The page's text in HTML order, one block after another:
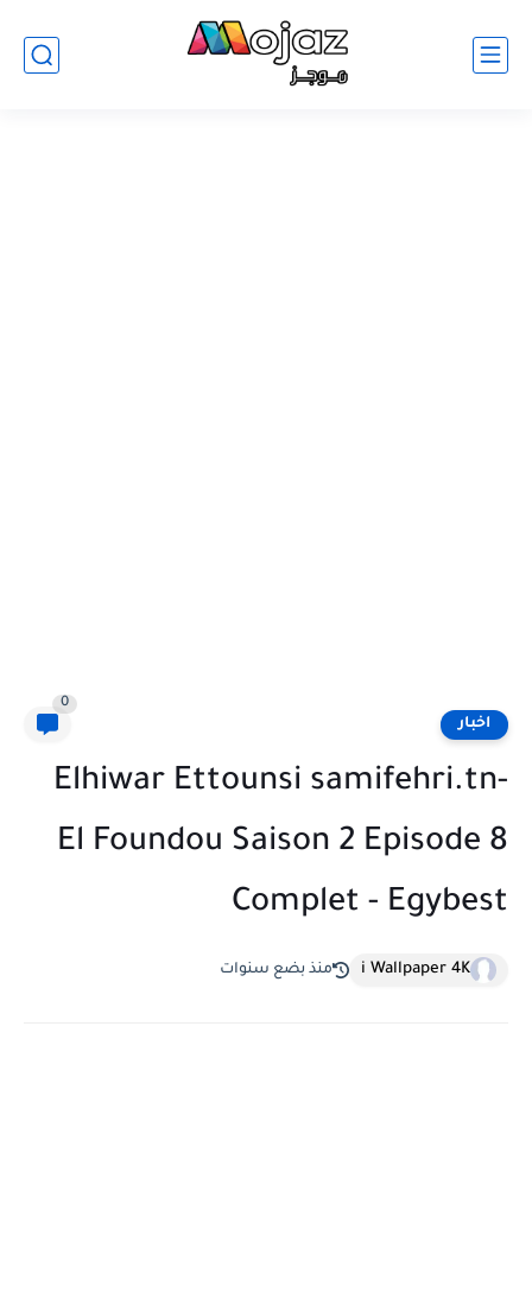
اخبار
0
Elhiwar Ettounsi samifehri.tn-
El Foundou Saison 2 Episode 8
Complet - Egybest
i Wallpaper 4K منذ بضع سنوات